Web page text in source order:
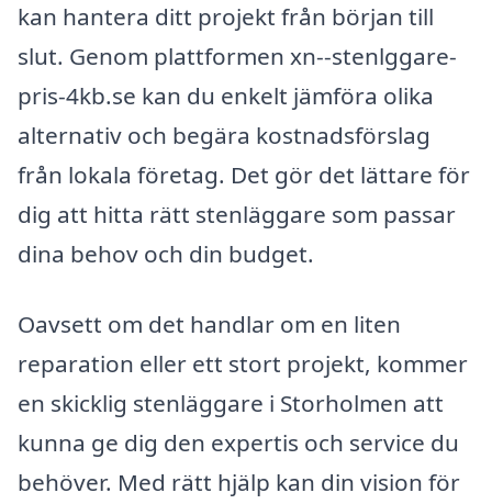
kan hantera ditt projekt från början till
slut. Genom plattformen xn--stenlggare-
pris-4kb.se kan du enkelt jämföra olika
alternativ och begära kostnadsförslag
från lokala företag. Det gör det lättare för
dig att hitta rätt stenläggare som passar
dina behov och din budget.
Oavsett om det handlar om en liten
reparation eller ett stort projekt, kommer
en skicklig stenläggare i Storholmen att
kunna ge dig den expertis och service du
behöver. Med rätt hjälp kan din vision för